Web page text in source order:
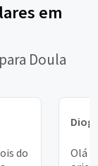
em
Doula
do
Olá